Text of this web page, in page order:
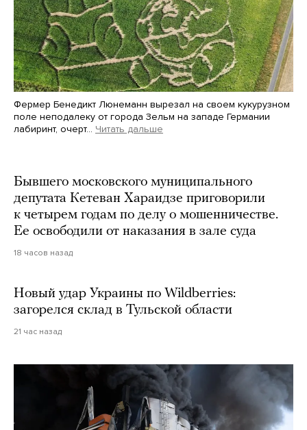
Фермер Бенедикт Люнеманн вырезал на своем кукурузном
поле неподалеку от города Зельм на западе Германии
лабиринт, очерт… Читать дальше
Бывшего московского муниципального
депутата Кетеван Хараидзе приговорили
к четырем годам по делу о мошенничестве.
Ее освободили от наказания в зале суда
18 часов назад
Новый удар Украины по Wildberries:
загорелся склад в Тульской области
21 час назад